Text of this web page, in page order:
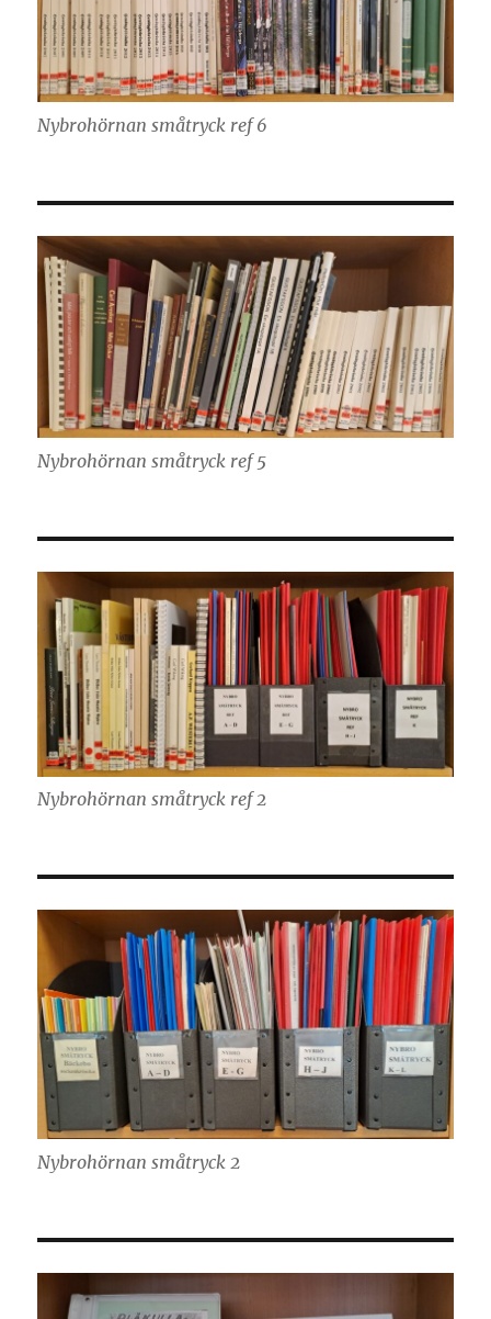
Nybrohörnan småtryck ref 6
Nybrohörnan småtryck ref 5
Nybrohörnan småtryck ref 2
Nybrohörnan småtryck 2